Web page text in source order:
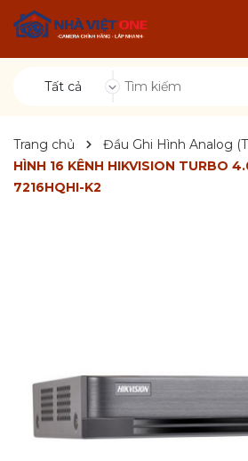
Tất cả
Trang chủ Đầu Ghi Hình Analog
HÌNH 16 KÊNH HIKVISION TURBO
7216HQHI-K2